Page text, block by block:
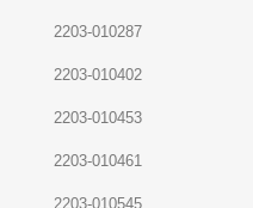
2203-010287
2203-010402
2203-010453
2203-010461
2203-010545